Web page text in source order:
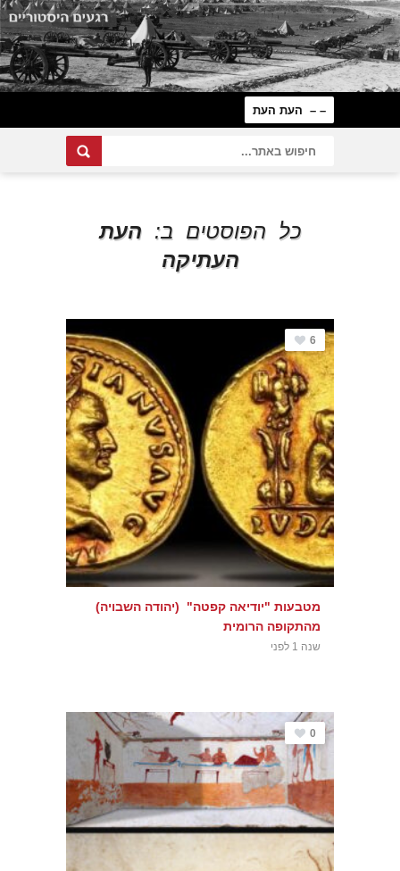
כל הפוסטים ב:העת
העתיקה
6
מטבעות "יודיאה קפטה" (יהודה השבויה)
מהתקופה הרומית
שנה 1 לפני
0